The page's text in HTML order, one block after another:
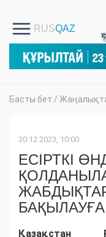
Басты бет /
20.12.2023, 10:00
ЕСІРТКІ
Қазақстан